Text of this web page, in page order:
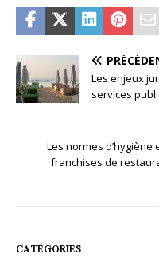
Les enjeux
services
Les normes
franchises de
CATÉGORIES